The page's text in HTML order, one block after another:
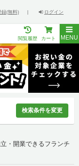
録(無料) | ログイン
閲覧履歴 カート MENU
検索条件を変更
・開業できるフランチ